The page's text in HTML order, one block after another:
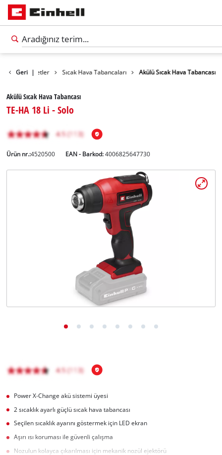
Geri |Aletler Sıcak Hava Tabancaları Akülü Sıcak Hava Tabancası
Akülü Sıcak Hava Tabancası
TE-HA 18 Li - Solo
Ürün nr.:4520500 EAN - Barkod:4006825647730
Power X-Change akü sistemi üyesi
2 sıcaklık ayarlı güçlü sıcak hava tabancası
Seçilen sıcaklık ayarını göstermek için LED ekran
Aşırı ısı koruması ile güvenli çalışma
Nozulun kolayca çıkarılması için mekanik nozül ejektörü